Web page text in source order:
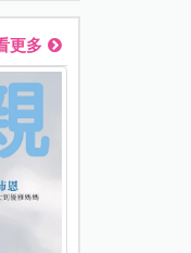
更多